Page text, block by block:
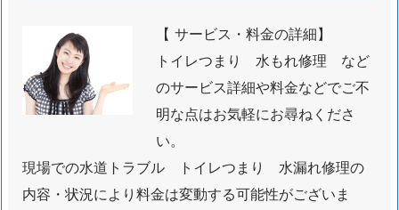
ル
料
金
1.
水
【 サービス・料金の詳細】
トイレつまり 水もれ修理 など
のサービス詳細や料金などでご不
明な点はお気軽にお尋ねくださ
い。
現場での水道トラブル トイレつまり 水漏れ修理の
内容・状況により料金は変動する可能性がございま